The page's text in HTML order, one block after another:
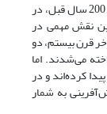
الف) سیر تطور نظام‌های اقتصادی در جهان: در حدود 200 سال قبل، در
نقش مهمی در
قرن بیستم، دو
می‌شدند. اما
کرده‌اند و در
به شمار